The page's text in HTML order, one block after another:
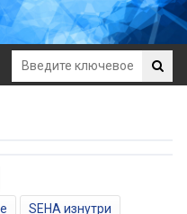
SEHA изнутри